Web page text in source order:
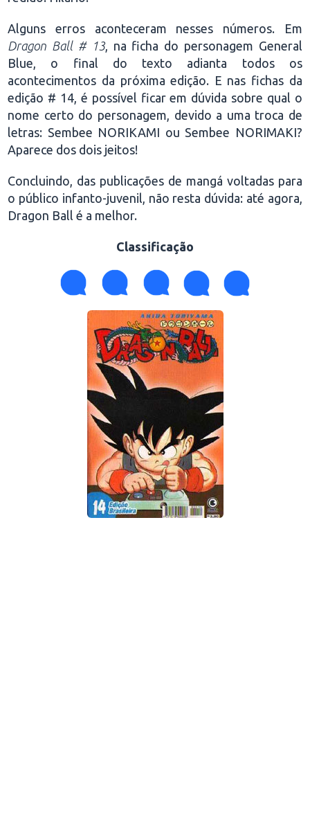
Alguns erros aconteceram nesses números. Em
Dragon Ball # 13, na ficha do personagem General
Blue, o final do texto adianta todos os
acontecimentos da próxima edição. E nas fichas da
edição # 14, é possível ficar em dúvida sobre qual o
nome certo do personagem, devido a uma troca de
letras: Sembee NORIKAMI ou Sembee NORIMAKI?
Aparece dos dois jeitos!
Concluindo, das publicações de mangá voltadas para
o público infanto-juvenil, não resta dúvida: até agora,
Dragon Ball é a melhor.
Classificação